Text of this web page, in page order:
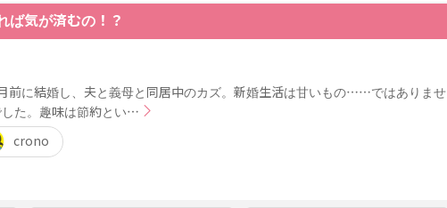
ば気が済むの！？
前に結婚し、夫と義母と同居中のカズ。新婚生活は甘いもの……ではありませ
した。趣味は節約とい…
crono